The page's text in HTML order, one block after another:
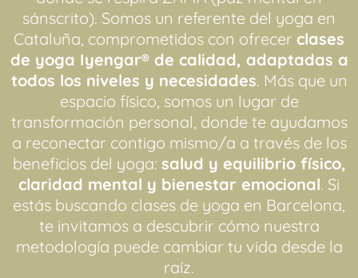
sánscrito). Somos un referente del yoga en
Cataluña, comprometidos con ofrecer clases
de yoga Iyengar® de calidad, adaptadas a
todos los niveles y necesidades. Más que un
espacio físico, somos un lugar de
transformación personal, donde te ayudamos
a reconectar contigo mismo/a a través de los
beneficios del yoga: salud y equilibrio físico,
claridad mental y bienestar emocional. Si
estás buscando clases de yoga en Barcelona,
te invitamos a descubrir cómo nuestra
metodología puede cambiar tu vida desde la
raíz.